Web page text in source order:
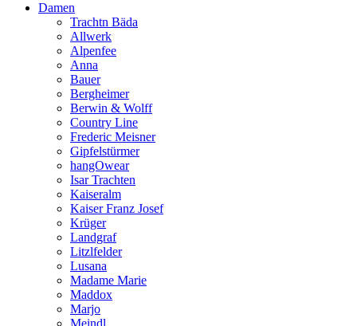
Damen
Trachtn Bäda
Allwerk
Alpenfee
Anna
Bauer
Bergheimer
Berwin & Wolff
Country Line
Frederic Meisner
Gipfelstürmer
hangOwear
Isar Trachten
Kaiseralm
Kaiser Franz Josef
Krüger
Landgraf
Litzlfelder
Lusana
Madame Marie
Maddox
Marjo
Meindl